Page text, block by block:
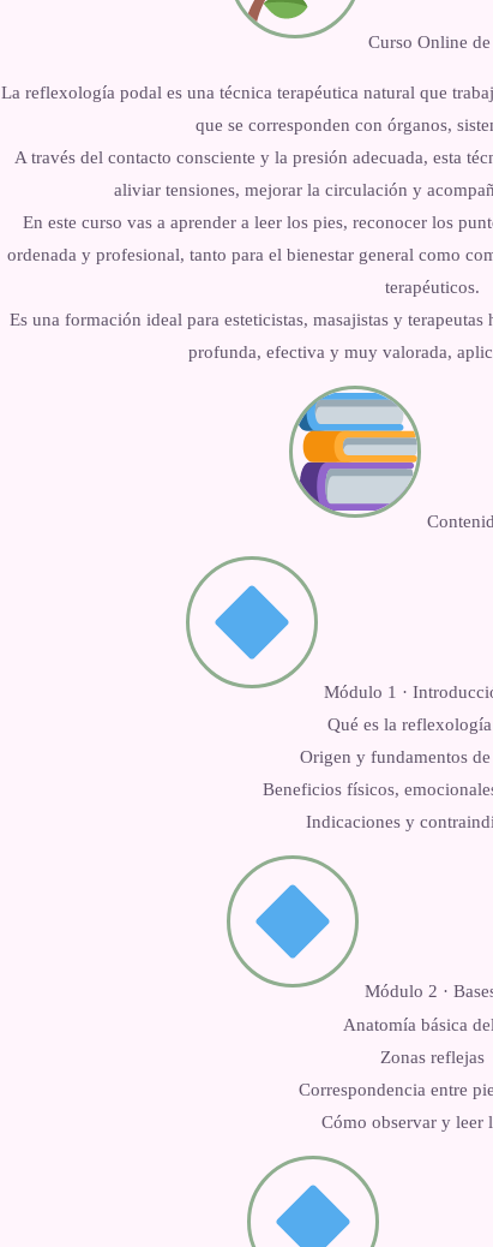
Curso Online
La reflexología podal es una técnica terapéutica natural que
que se corresponden con órganos,
A través del contacto consciente y la presión adecuada, esta
aliviar tensiones, mejorar la circulación y
En este curso vas a aprender a leer los pies, reconocer los
ordenada y profesional, tanto para el bienestar general como
terapéuticos.
Es una formación ideal para esteticistas, masajistas y
profunda, efectiva y muy valorada,
Módulo 1 ·
Qué es la
Origen y fundamentos
Beneficios físicos,
Indicaciones y
Módulo 2 ·
Anatomía básica
Zonas reflejas
Correspondencia entre
Cómo observar y leer